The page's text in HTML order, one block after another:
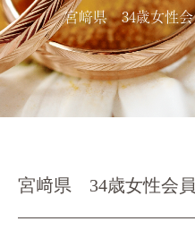
宮﨑県 34歳女性
宮﨑県 34歳女性会